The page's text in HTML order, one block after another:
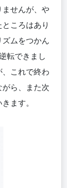
ませんが、や
ころはあり
ズムをつかん
転できまし
これで終わ
がら、また次
ます。